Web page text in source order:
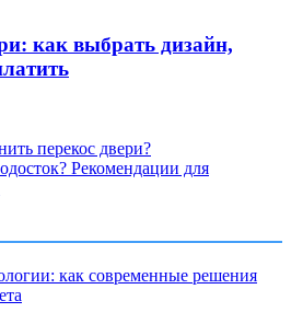
как выбрать дизайн,
перекос двери?
Рекомендации для